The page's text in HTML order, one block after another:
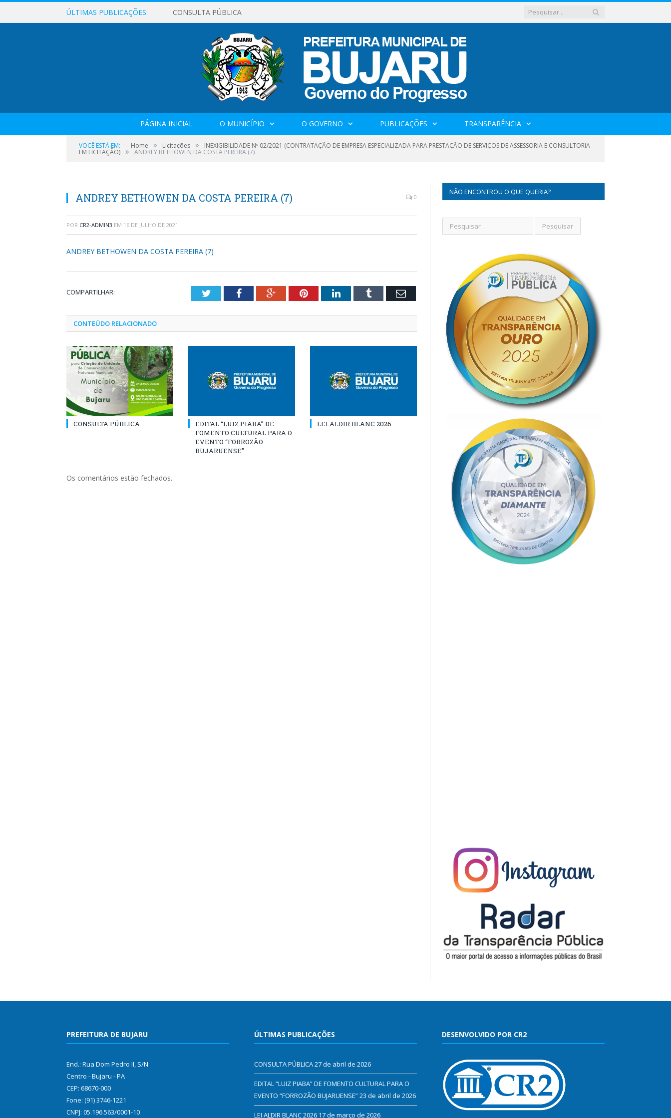
ÚLTIMAS PUBLICAÇÕES: CONSULTA PÚBLICA
PÁGINA INICIAL O MUNICÍPIO O GOVERNO PUBLICAÇÕES TRANSPARÊNCIA
VOCÊ ESTÁ EM: Home » Licitações » INEXIGIBILIDADE Nº 02/2021 (CONTRATAÇÃO DE EMPRESA ESPECIALIZADA PARA PRESTAÇÃO DE SERVIÇOS DE ASSESSORIA E CONSULTORIA
EM LICITAÇÃO) » ANDREY BETHOWEN DA COSTA PEREIRA (7)
ANDREY BETHOWEN DA COSTA PEREIRA (7) 0
POR CR2-ADMIN3 EM 16 DE JULHO DE 2021
ANDREY BETHOWEN DA COSTA PEREIRA (7)
COMPARTILHAR: TwitterFacebookGoogle+PinterestLinkedInTumblr Email
CONTEÚDO RELACIONADO
CONSULTA PÚBLICA
EDITAL “LUIZ PIABA” DE
FOMENTO CULTURAL PARA O
EVENTO “FORROZÃO
BUJARUENSE”
LEI ALDIR BLANC 2026
Os comentários estão fechados.
NÃO ENCONTROU O QUE QUERIA?
PREFEITURA DE BUJARU
End.: Rua Dom Pedro II, S/N
Centro - Bujaru - PA
CEP: 68670-000
Fone: (91) 3746-1221
CNPJ: 05.196.563/0001-10
ÚLTIMAS PUBLICAÇÕES
CONSULTA PÚBLICA27 de abril de 2026
EDITAL “LUIZ PIABA” DE FOMENTO CULTURAL PARA O
EVENTO “FORROZÃO BUJARUENSE”23 de abril de 2026
LEI ALDIR BLANC 2026 17 de março de 2026
DESENVOLVIDO POR CR2